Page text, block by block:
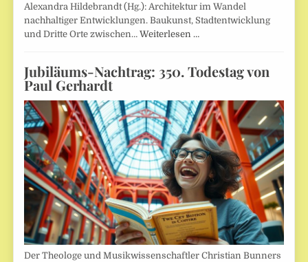
Alexandra Hildebrandt (Hg.): Architektur im Wandel
nachhaltiger Entwicklungen. Baukunst, Stadtentwicklung
und Dritte Orte zwischen…Weiterlesen …
Jubiläums-Nachtrag: 350. Todestag von
Paul Gerhardt
Der Theologe und Musikwissenschaftler Christian Bunners